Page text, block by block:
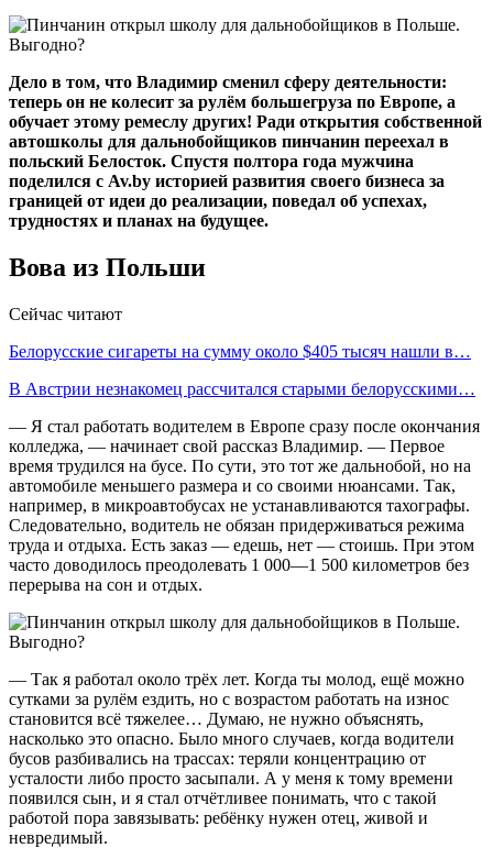
Дело в том, что Владимир сменил сферу деятельности:
теперь он не колесит за рулём большегруза по Европе, а
обучает этому ремеслу других! Ради открытия собственной
автошколы для дальнобойщиков пинчанин переехал в
польский Белосток. Спустя полтора года мужчина
поделился с Av.by историей развития своего бизнеса за
границей от идеи до реализации, поведал об успехах,
трудностях и планах на будущее.
Вова из Польши
Сейчас читают
Белорусские сигареты на сумму около $405 тысяч нашли в…
В Австрии незнакомец рассчитался старыми белорусскими…
— Я стал работать водителем в Европе сразу после окончания
колледжа, — начинает свой рассказ Владимир. — Первое
время трудился на бусе. По сути, это тот же дальнобой, но на
автомобиле меньшего размера и со своими нюансами. Так,
например, в микроавтобусах не устанавливаются тахографы.
Следовательно, водитель не обязан придерживаться режима
труда и отдыха. Есть заказ — едешь, нет — стоишь. При этом
часто доводилось преодолевать 1 000—1 500 километров без
перерыва на сон и отдых.
— Так я работал около трёх лет. Когда ты молод, ещё можно
сутками за рулём ездить, но с возрастом работать на износ
становится всё тяжелее… Думаю, не нужно объяснять,
насколько это опасно. Было много случаев, когда водители
бусов разбивались на трассах: теряли концентрацию от
усталости либо просто засыпали. А у меня к тому времени
появился сын, и я стал отчётливее понимать, что с такой
работой пора завязывать: ребёнку нужен отец, живой и
невредимый.